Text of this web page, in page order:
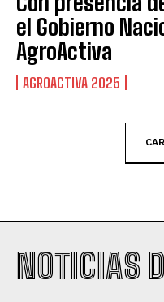
el Gobierno
AgroActiva
AGROACTIVA 2025
NOTICIAS